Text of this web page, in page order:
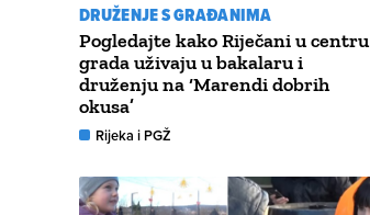
DRUŽENJE S GRAĐANIMA
Pogledajte kako Riječani u centru
grada uživaju u bakalaru i
druženju na ‘Marendi dobrih
okusa’
Rijeka i PGŽ